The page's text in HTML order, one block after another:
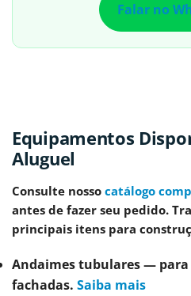
Falar no
Equipamentos
Aluguel
Consulte nosso catálogo
antes de fazer seu pedido.
principais itens para
Andaimes tubulares— para
fachadas. Saiba mais